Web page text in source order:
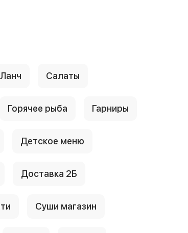
Ланч Салаты
Горячее рыба Гарниры
Детское меню
Доставка 2Б
Суши магазин